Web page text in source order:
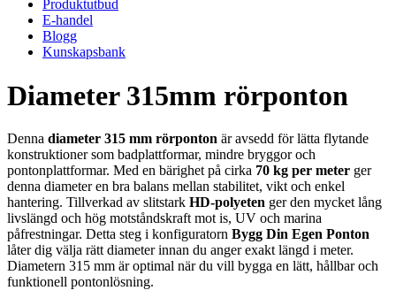
Produktutbud
E-handel
Blogg
Kunskapsbank
Diameter 315mm rörponton
Denna diameter 315 mm rörponton är avsedd för lätta flytande
konstruktioner som badplattformar, mindre bryggor och
pontonplattformar. Med en bärighet på cirka 70 kg per meter ger
denna diameter en bra balans mellan stabilitet, vikt och enkel
hantering. Tillverkad av slitstark HD-polyeten ger den mycket lång
livslängd och hög motståndskraft mot is, UV och marina
påfrestningar. Detta steg i konfiguratorn Bygg Din Egen Ponton
låter dig välja rätt diameter innan du anger exakt längd i meter.
Diametern 315 mm är optimal när du vill bygga en lätt, hållbar och
funktionell pontonlösning.